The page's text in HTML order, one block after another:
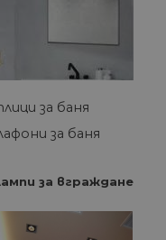
за баня
за баня
за вграждане